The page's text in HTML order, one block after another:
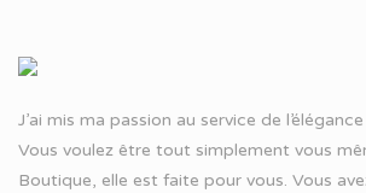
J’ai mis ma passion au service de
Vous voulez être tout simplement vous
Boutique, elle est faite pour vous. Vous